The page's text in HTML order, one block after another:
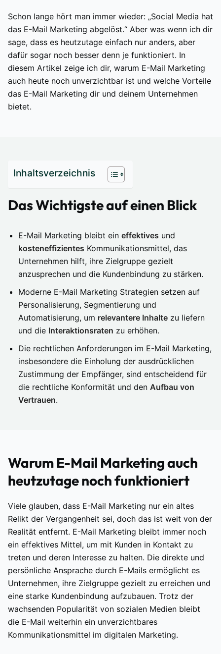
Schon lange hört man immer wieder: „Social Media hat
das E-Mail Marketing abgelöst.“ Aber was wenn ich dir
sage, dass es heutzutage einfach nur anders, aber
dafür sogar noch besser denn je funktioniert. In
diesem Artikel zeige ich dir, warum E-Mail Marketing
auch heute noch unverzichtbar ist und welche Vorteile
das E-Mail Marketing dir und deinem Unternehmen
bietet.
Inhaltsverzeichnis
Das Wichtigste auf einen Blick
E-Mail Marketing bleibt ein effektives und
kosteneffizientes Kommunikationsmittel, das
Unternehmen hilft, ihre Zielgruppe gezielt
anzusprechen und die Kundenbindung zu stärken.
Moderne E-Mail Marketing Strategien setzen auf
Personalisierung, Segmentierung und
Automatisierung, um relevantere Inhaltezu liefern
und die Interaktionsraten zu erhöhen.
Die rechtlichen Anforderungen im E-Mail Marketing,
insbesondere die Einholung der ausdrücklichen
Zustimmung der Empfänger, sind entscheidend für
die rechtliche Konformität und den Aufbau von
Vertrauen.
Warum E-Mail Marketing auch
heutzutage noch funktioniert
Viele glauben, dass E-Mail Marketing nur ein altes
Relikt der Vergangenheit sei, doch das ist weit von der
Realität entfernt. E-Mail Marketing bleibt immer noch
ein effektives Mittel, um mit Kunden in Kontakt zu
treten und deren Interesse zu halten. Die direkte und
persönliche Ansprache durch E-Mails ermöglicht es
Unternehmen, ihre Zielgruppe gezielt zu erreichen und
eine starke Kundenbindung aufzubauen. Trotz der
wachsenden Popularität von sozialen Medien bleibt
die E-Mail weiterhin ein unverzichtbares
Kommunikationsmittel im digitalen Marketing.